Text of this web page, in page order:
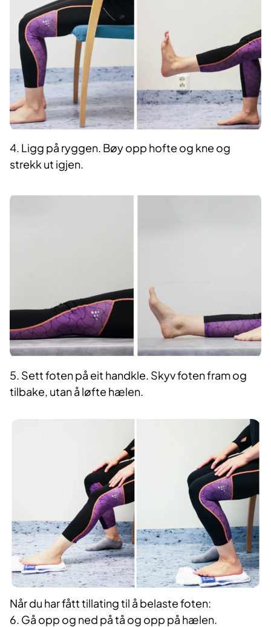
4. Ligg på ryggen. Bøy opp hofte og kne og
strekk ut igjen.
5. Sett foten på eit handkle. Skyv foten fram og
tilbake, utan å løfte hælen.
Når du har fått tillating til å belaste foten:
6. Gå opp og ned på tå og opp på hælen.